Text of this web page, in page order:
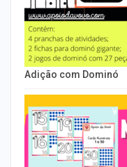
Adição com Dominó